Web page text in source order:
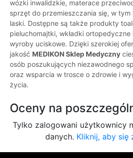
wózki inwalidzkie, materace
sprzęt do przemieszczania się, w tym
laski. Dostępne są także produkty
pieluchomajtki, wkładki
wyroby uciskowe. Dzięki szerokiej
jakość MEDIKON Sklep Medyczny
osób poszukujących niezawodnego
oraz wsparcia w trosce o zdrowie i
życia.
Oceny na
Tylko zalogowani użytkownicy
danych. Kliknij, aby się